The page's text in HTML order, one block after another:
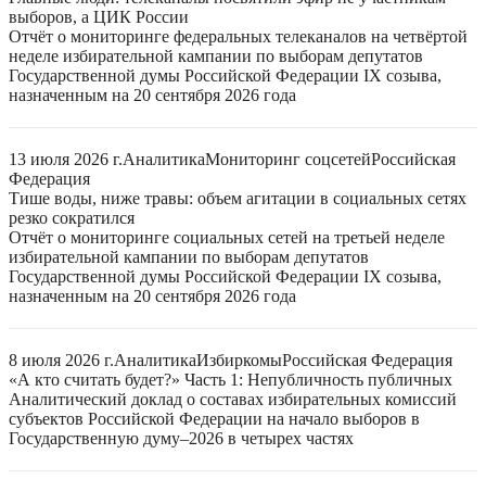
выборов, а ЦИК России
Отчёт о мониторинге федеральных телеканалов на четвёртой
неделе избирательной кампании по выборам депутатов
Государственной думы Российской Федерации IX созыва,
назначенным на 20 сентября 2026 года
13 июля 2026 г.АналитикаМониторинг соцсетейРоссийская
Федерация
Тише воды, ниже травы: объем агитации в социальных сетях
резко сократился
Отчёт о мониторинге социальных сетей на третьей неделе
избирательной кампании по выборам депутатов
Государственной думы Российской Федерации IX созыва,
назначенным на 20 сентября 2026 года
8 июля 2026 г.АналитикаИзбиркомыРоссийская Федерация
«А кто считать будет?» Часть 1: Непубличность публичных
Аналитический доклад о составах избирательных комиссий
субъектов Российской Федерации на начало выборов в
Государственную думу–2026 в четырех частях